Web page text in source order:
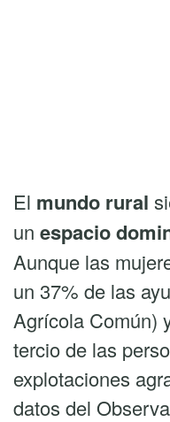
El mundo rural
un espacio
Aunque las
un 37% de las
Agrícola Común)
tercio de las
explotaciones
datos del